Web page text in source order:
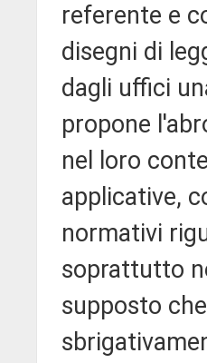
referente e
disegni di
dagli uffici
propone
nel loro
applicative,
normativi
soprattutto
supposto